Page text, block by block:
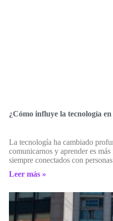
¿Cómo influye la tecnología
La tecnología ha cambiado
comunicarnos y aprender es
siempre conectados con
Leer más »